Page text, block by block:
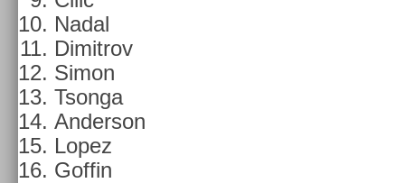
Nadal
Di­mit­rov
Simon
Tson­ga
An­der­son
Lopez
Gof­fin